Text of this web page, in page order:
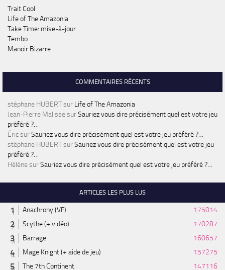
Trait Cool
Life of The Amazonia
Take Time: mise-à-jour
Tembo
Manoir Bizarre
COMMENTAIRES RÉCENTS
stéphane HUBERTsur Life of The Amazonia
Jean-Pierre MalissesurSauriez vous dire précisément quel est votre jeu
préféré ?…
ÉricsurSauriez vous dire précisément quel est votre jeu préféré ?…
stéphane HUBERTsurSauriez vous dire précisément quel est votre jeu
préféré ?…
HélènesurSauriez vous dire précisément quel est votre jeu préféré ?…
ARTICLES LES PLUS LUS
Anachrony (VF)
175014
Scythe (+ vidéo)
170287
Barrage
160657
Mage Knight (+ aide de jeu)
157275
The 7th Continent
147116